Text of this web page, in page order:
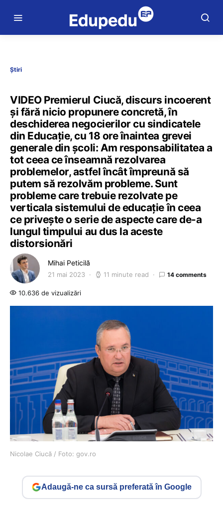
Știri
VIDEO Premierul Ciucă, discurs incoerent
și fără nicio propunere concretă, în
deschiderea negocierilor cu sindicatele
din Educație, cu 18 ore înaintea grevei
generale din școli: Am responsabilitatea a
tot ceea ce înseamnă rezolvarea
problemelor, astfel încât împreună să
putem să rezolvăm probleme. Sunt
probleme care trebuie rezolvate pe
verticala sistemului de educație în ceea
ce privește o serie de aspecte care de-a
lungul timpului au dus la aceste
distorsionări
Mihai Peticilă
21 mai 2023 11 minute read 14 comments
10.636 de vizualizări
Nicolae Ciucă / Foto: gov.ro
Adaugă-ne ca sursă preferată în Google